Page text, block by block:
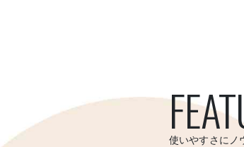
使いやすさにノ